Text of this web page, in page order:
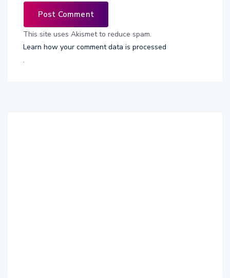
This site uses Akismet to reduce spam.
Learn how your comment data is processed
.